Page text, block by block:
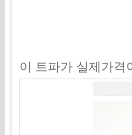
이 트파가 실제가격